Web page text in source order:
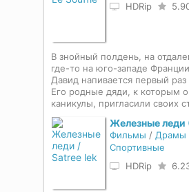
HDRip
В знойный полдень, на
где-то на юго-западе
Давид напивается первый
Его родные дяди, к которым
каникулы, пригласили своих
Железные
Фильмы / Драмы
Спортивные
HDRip